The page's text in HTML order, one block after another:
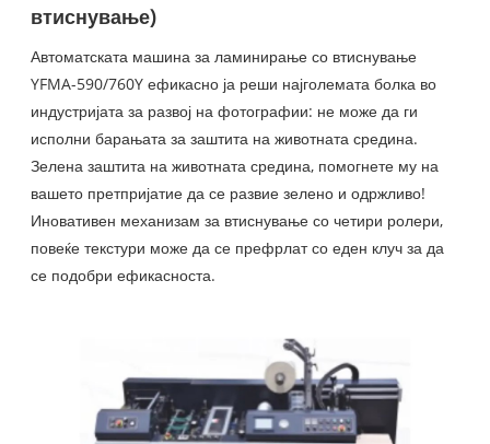
втиснување)
Автоматската машина за ламинирање со втиснување
YFMA-590/760Y ефикасно ја реши најголемата болка во
индустријата за развој на фотографии: не може да ги
исполни барањата за заштита на животната средина.
Зелена заштита на животната средина, помогнете му на
вашето претпријатие да се развие зелено и одржливо!
Иновативен механизам за втиснување со четири ролери,
повеќе текстури може да се префрлат со еден клуч за да
се подобри ефикасноста.